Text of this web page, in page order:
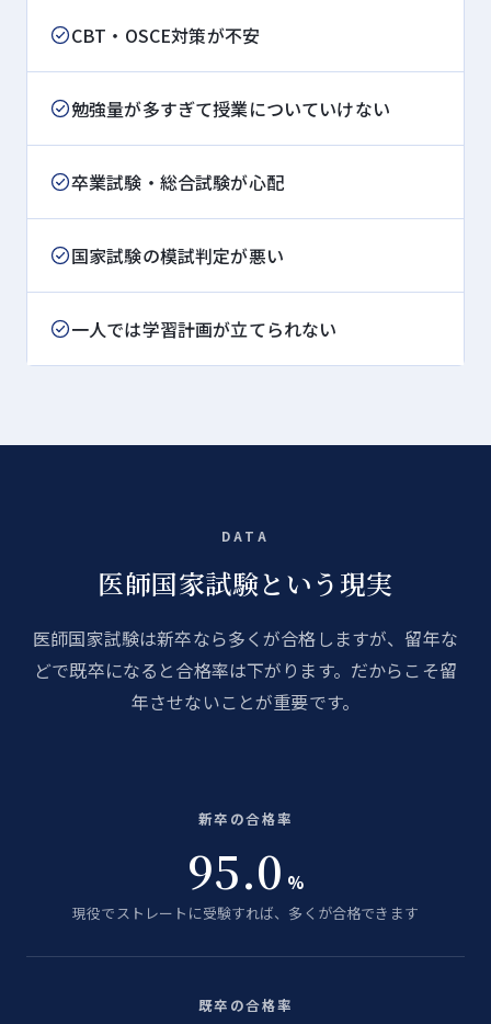
CBT・OSCE対策が不安
勉強量が多すぎて授業についていけない
卒業試験・総合試験が心配
国家試験の模試判定が悪い
一人では学習計画が立てられない
DATA
医師国家試験という現実
医師国家試験は新卒なら多くが合格しますが、留年な
どで既卒になると合格率は下がります。だからこそ留
年させないことが重要です。
新卒の合格率
95.0 %
現役でストレートに受験すれば、多くが合格できます
既卒の合格率